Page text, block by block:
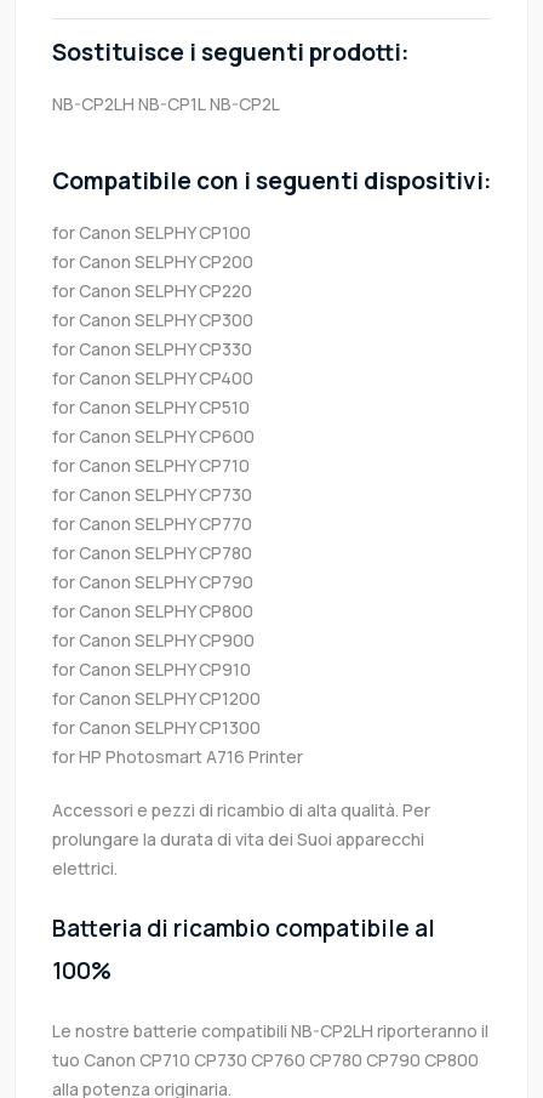
Sostituisce i seguenti prodotti:
NB-CP2LH NB-CP1LNB-CP2L
Compatibile con i seguenti dispositivi:
for Canon SELPHY CP100
for Canon SELPHY CP200
for Canon SELPHY CP220
for Canon SELPHY CP300
for Canon SELPHY CP330
for Canon SELPHY CP400
for Canon SELPHY CP510
for Canon SELPHY CP600
for Canon SELPHY CP710
for Canon SELPHY CP730
for Canon SELPHY CP770
for Canon SELPHY CP780
for Canon SELPHY CP790
for Canon SELPHY CP800
for Canon SELPHY CP900
for Canon SELPHY CP910
for Canon SELPHY CP1200
for Canon SELPHY CP1300
for HP Photosmart A716 Printer
Accessori e pezzi di ricambio di alta qualità. Per
prolungare la durata di vita dei Suoi apparecchi
elettrici.
Batteria di ricambio compatibile al
100%
Le nostre batterie compatibili NB-CP2LH riporteranno il
tuo Canon CP710 CP730 CP760 CP780 CP790 CP800
alla potenza originaria.